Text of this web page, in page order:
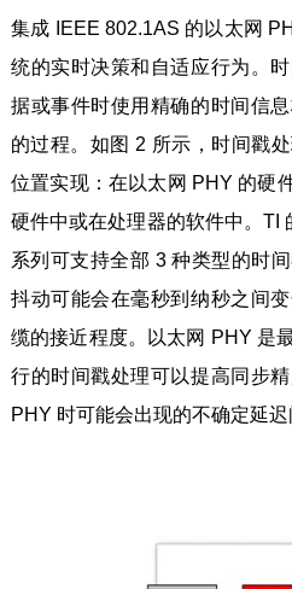
集成 IEEE 802.1AS 的以太网
统的实时决策和自适应行为。
据或事件时使用精确的时间信
的过程。如图 2 所示，时间戳
位置实现：在以太网 PHY 的硬
硬件中或在处理器的软件中。TI
系列可支持全部 3 种类型的时
抖动可能会在毫秒到纳秒之间
缆的接近程度。以太网 PHY 是
行的时间戳处理可以提高同步
PHY 时可能会出现的不确定延迟